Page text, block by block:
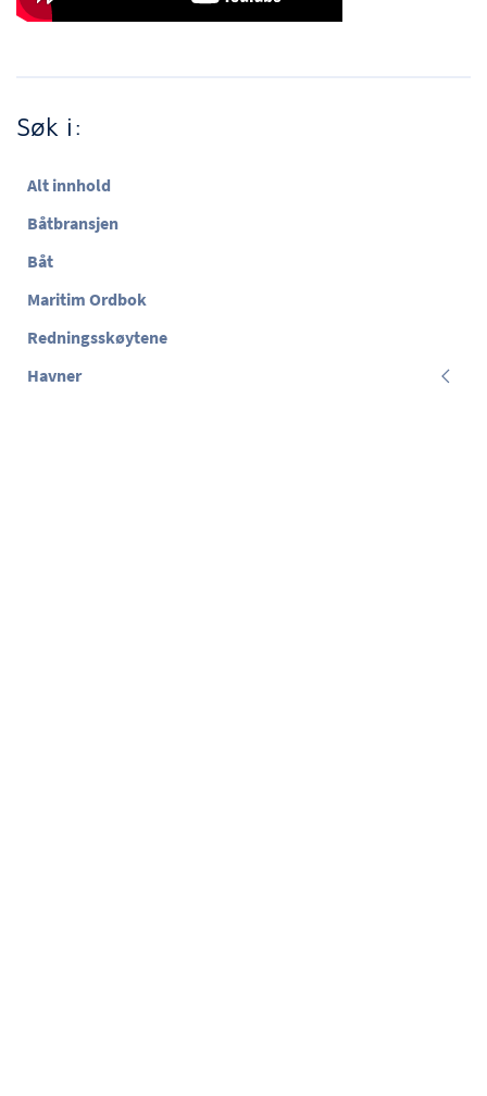
Søk i:
Alt innhold
Båtbransjen
Båt
Maritim Ordbok
Redningsskøytene
Havner